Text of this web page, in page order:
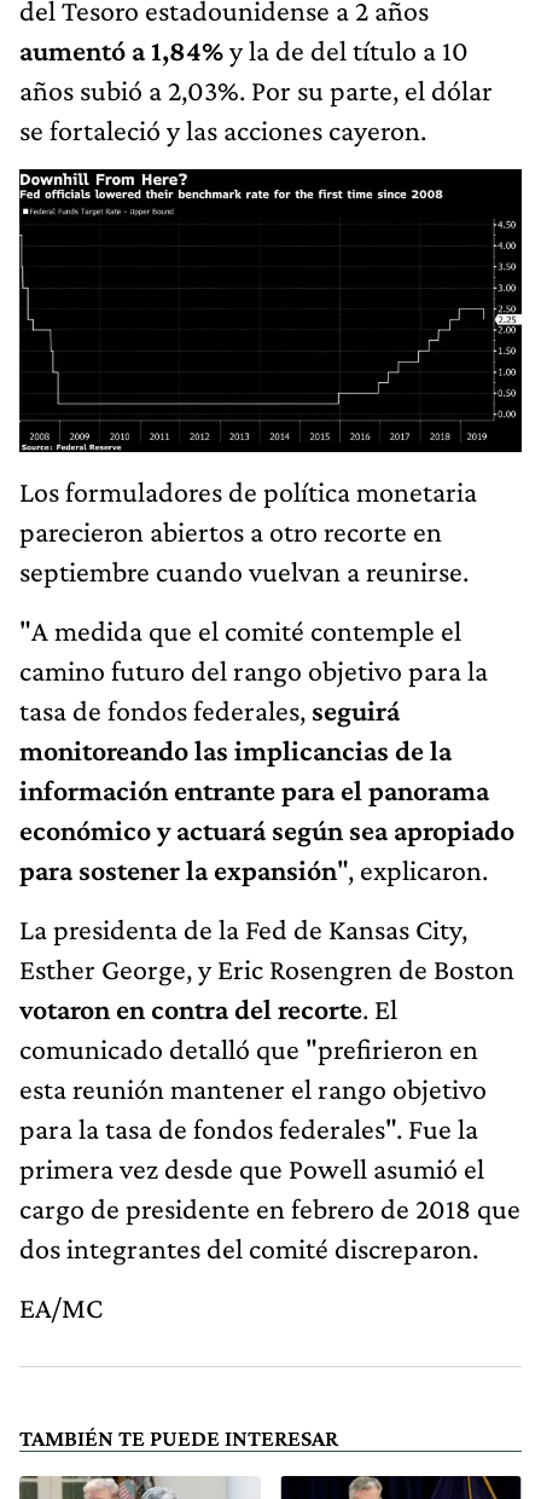
del Tesoro estadounidense a 2 años
aumentó a 1,84%y la de del título a 10
años subió a 2,03%. Por su parte, el dólar
se fortaleció y las acciones cayeron.
Los formuladores de política monetaria
parecieron abiertos a otro recorte en
septiembre cuando vuelvan a reunirse.
"A medida que el comité contemple el
camino futuro del rango objetivo para la
tasa de fondos federales, seguirá
monitoreando las implicancias de la
información entrante para el panorama
económico y actuará según sea apropiado
para sostener la expansión", explicaron.
La presidenta de la Fed de Kansas City,
Esther George, y Eric Rosengren de Boston
votaron en contra del recorte. El
comunicado detalló que "prefirieron en
esta reunión mantener el rango objetivo
para la tasa de fondos federales". Fue la
primera vez desde que Powell asumió el
cargo de presidente en febrero de 2018 que
dos integrantes del comité discreparon.
EA/MC
TAMBIÉN TE PUEDE INTERESAR